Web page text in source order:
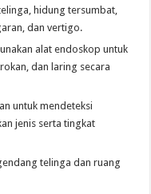
hidung tersumbat,
dan vertigo.
alat endoskop untuk
dan laring secara
untuk mendeteksi
jenis serta tingkat
telinga dan ruang